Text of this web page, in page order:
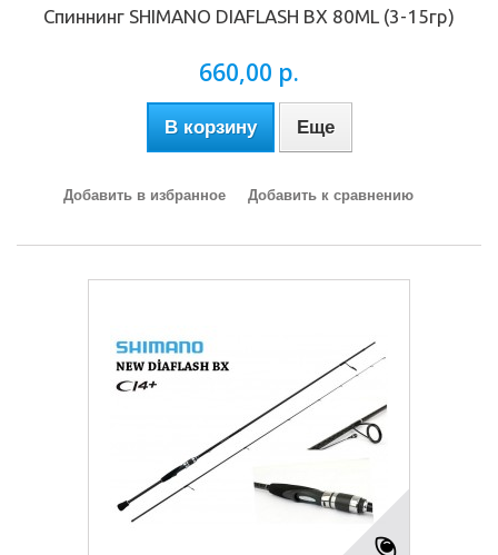
Спиннинг SHIMANO DIAFLASH BX 80ML (3-15гр)
660,00 р.
В корзину Еще
Добавить в избранное Добавить к сравнению